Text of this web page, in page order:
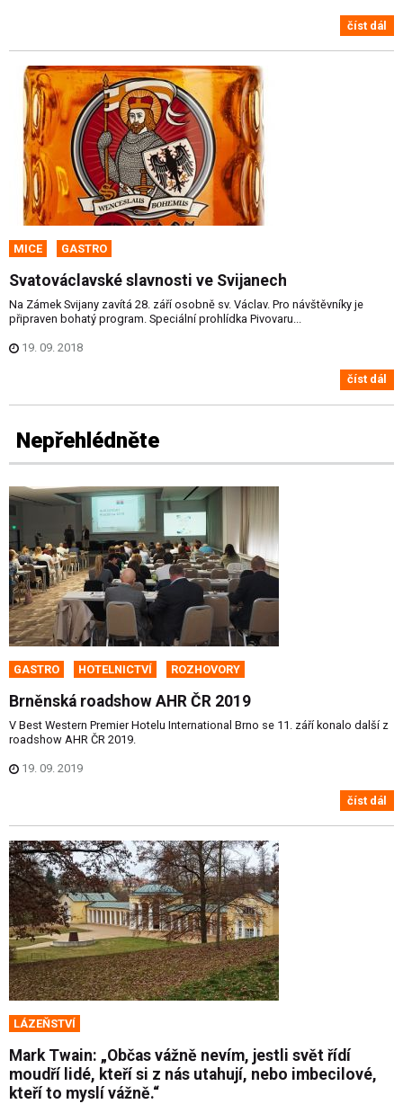
číst dál
MICE GASTRO
Svatováclavské slavnosti ve Svijanech
Na Zámek Svijany zavítá 28. září osobně sv. Václav. Pro návštěvníky je
připraven bohatý program. Speciální prohlídka Pivovaru...
19. 09. 2018
číst dál
Nepřehlédněte
GASTRO HOTELNICTVÍ ROZHOVORY
Brněnská roadshow AHR ČR 2019
V Best Western Premier Hotelu International Brno se 11. září konalo další z
roadshow AHR ČR 2019.
19. 09. 2019
číst dál
LÁZEŇSTVÍ
Mark Twain: „Občas vážně nevím, jestli svět řídí
moudří lidé, kteří si z nás utahují, nebo imbecilové,
kteří to myslí vážně.“